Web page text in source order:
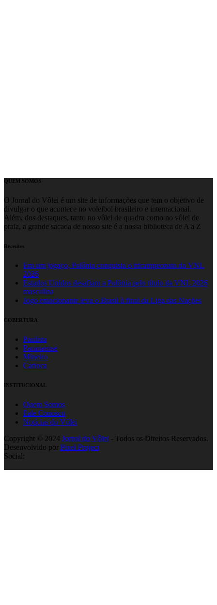
QUEM SOMOS
O Jornal do Vôlei é um site de informações que tem o objetivo de
divulgar o que acontece no voleibol brasileiro e internacional.
Além, dos destaques, tanto no vôlei de quadra como no vôlei de
praia, a grande sacada de nosso site é a nossa biblioteca de A a Z
Recentes
Em um jogaço, Polônia conquista o tricampeonato da VNL
2026
Estados Unidos desafiam a Polônia pelo título da VNL 2026
masculina
Jogo emocionante leva o Brasil à final da Liga das Nações
COBERTURA
Paulista
Paranaense
Mineiro
Carioca
INSTITUCIONAL
Quem Somos
Fale Conosco
Notícias do Vôlei
Copyright © 2024 Jornal do Vôlei - Todos os Direitos Reservados.
Desenvolvido por Pixel Project
Social: